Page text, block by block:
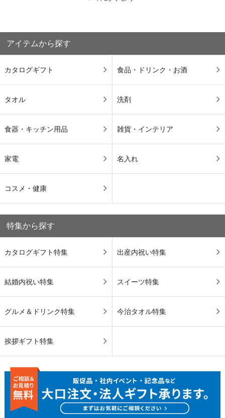
アイテムから探す
カタログギフト 食品・ドリンク・お酒
タオル 洗剤
食器・キッチン用品 雑貨・インテリア
家電 名入れ
コスメ・健康
特集から探す
カタログギフト特集 出産内祝い特集
結婚内祝い特集 スイーツ特集
グルメ＆ドリンク特集 今治タオル特集
挨拶ギフト特集